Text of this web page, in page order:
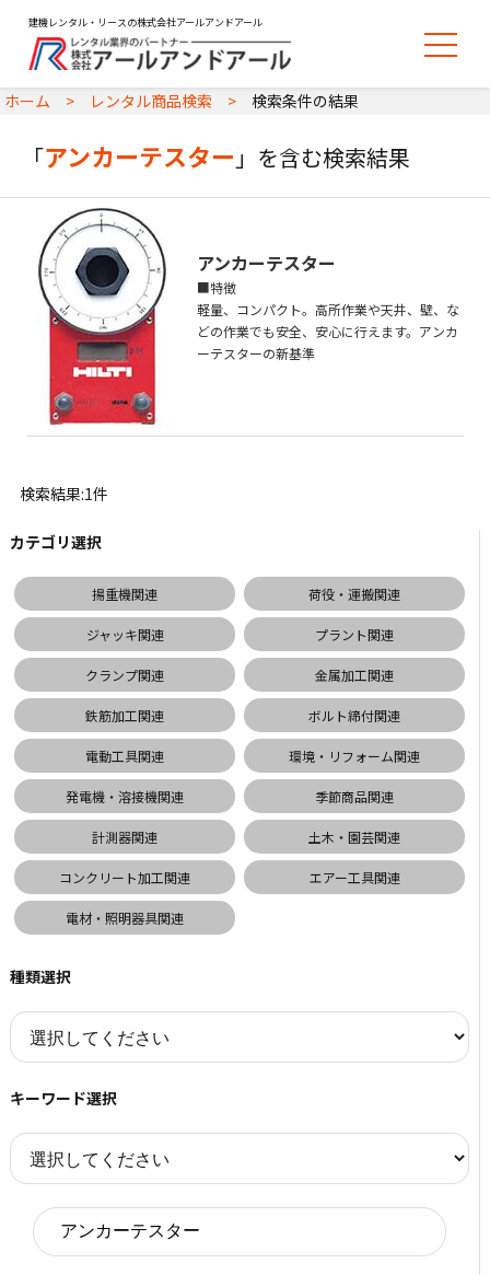
建機レンタル・リースの株式会社アールアンドアール
ホーム レンタル商品検索 検索条件の結果
「アンカーテスター 」を含む検索結果
カテゴリ選択
揚重機関連 荷役・運搬関連
ジャッキ関連 プラント関連
クランプ関連 金属加工関連
鉄筋加工関連 ボルト締付関連
電動工具関連 環境・リフォーム関連
発電機・溶接機関連 季節商品関連
計測器関連 土木・園芸関連
コンクリート加工関連 エアー工具関連
電材・照明器具関連
種類選択
キーワード選択
アンカーテスター
■特徴
軽量、コンパクト。高所作業や天井、壁、な
どの作業でも安全、安心に行えます。アンカ
ーテスターの新基準
検索結果:1件